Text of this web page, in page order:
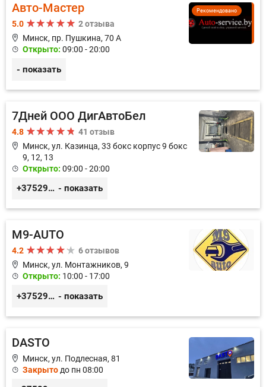
Рекомендовано
Авто-Мастер
5.0
2 отзыва
Минск, пр. Пушкина, 70 А
Открыто: 09:00 - 20:00
- показать
7Дней ООО ДигАвтоБел
4.8
41 отзыв
Минск, ул. Казинца, 33 бокс корпус 9 бокс
9, 12, 13
Открыто: 09:00 - 20:00
+375296518100 - показать
M9-AUTO
4.2
6 отзывов
Минск, ул. Монтажников, 9
Открыто: 10:00 - 17:00
+375299395764 - показать
DASTO
Минск, ул. Подлесная, 81
Закрыто до пн 08:00